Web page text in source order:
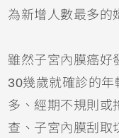
為新增人數最多的
雖然子宮內膜癌好
30幾歲就確診的
多、經期不規則或
查、子宮內膜刮取